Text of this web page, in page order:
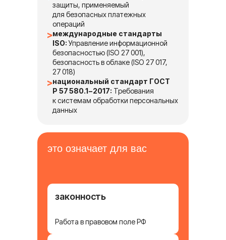
защиты, применяемый
для безопасных платежных
операций
международные стандарты
ISO:Управление информационной
безопасностью (ISO 27 001),
безопасность в облаке (ISO 27 017,
27 018)
национальный стандарт ГОСТ
Р 57 580.1−2017: Требования
к системам обработки персональных
данных
это означает для вас
законность
Работа в правовом поле РФ